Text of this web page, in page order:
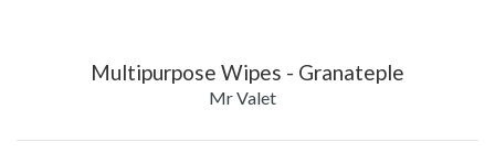
Multipurpose Wipes - Granateple
Mr Valet